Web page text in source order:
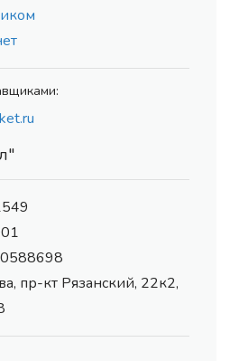
пр-кт Рязанский, 22к2,